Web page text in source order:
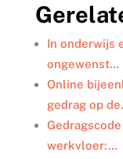
e
d
I
n
b
o
o
k
t
e
r
l
In onderwijs
ongewenst…
Online
gedrag op
werkvloer:…